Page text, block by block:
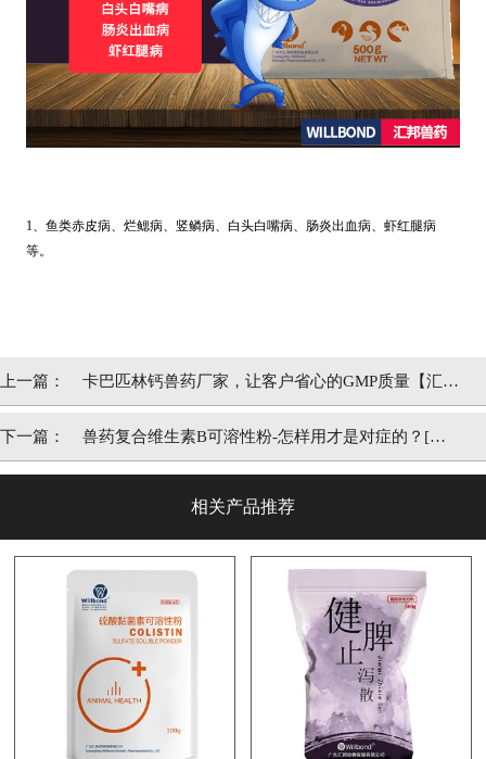
1、鱼类赤皮病、烂鳃病、竖鳞病、白头白嘴病、肠炎出血病、虾红腿病
等。
上一篇： 卡巴匹林钙兽药厂家，让客户省心的GMP质量【汇邦
兽药】
下一篇： 兽药复合维生素B可溶性粉-怎样用才是对症的？[汇
相关产品推荐